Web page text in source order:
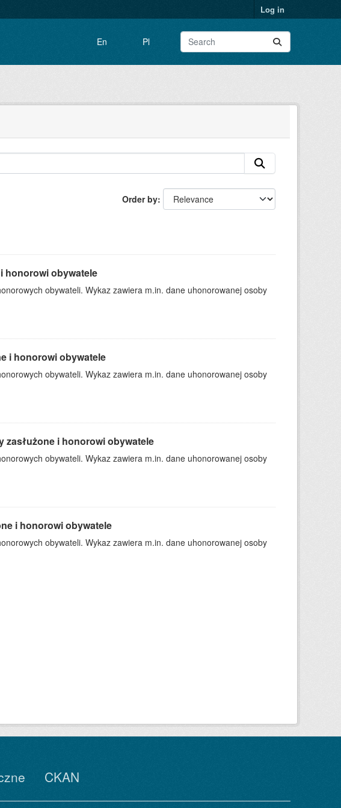
Log in
En Pl
Order by
honorowi obywatele
obywateli. Wykaz zawiera m.in. dane uhonorowanej osoby
i honorowi obywatele
obywateli. Wykaz zawiera m.in. dane uhonorowanej osoby
zasłużone i honorowi obywatele
obywateli. Wykaz zawiera m.in. dane uhonorowanej osoby
i honorowi obywatele
obywateli. Wykaz zawiera m.in. dane uhonorowanej osoby
CKAN